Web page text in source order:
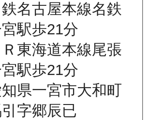
名古屋本線名鉄
駅歩21分
Ｒ東海道本線尾張
駅歩21分
県一宮市大和町
字郷辰已